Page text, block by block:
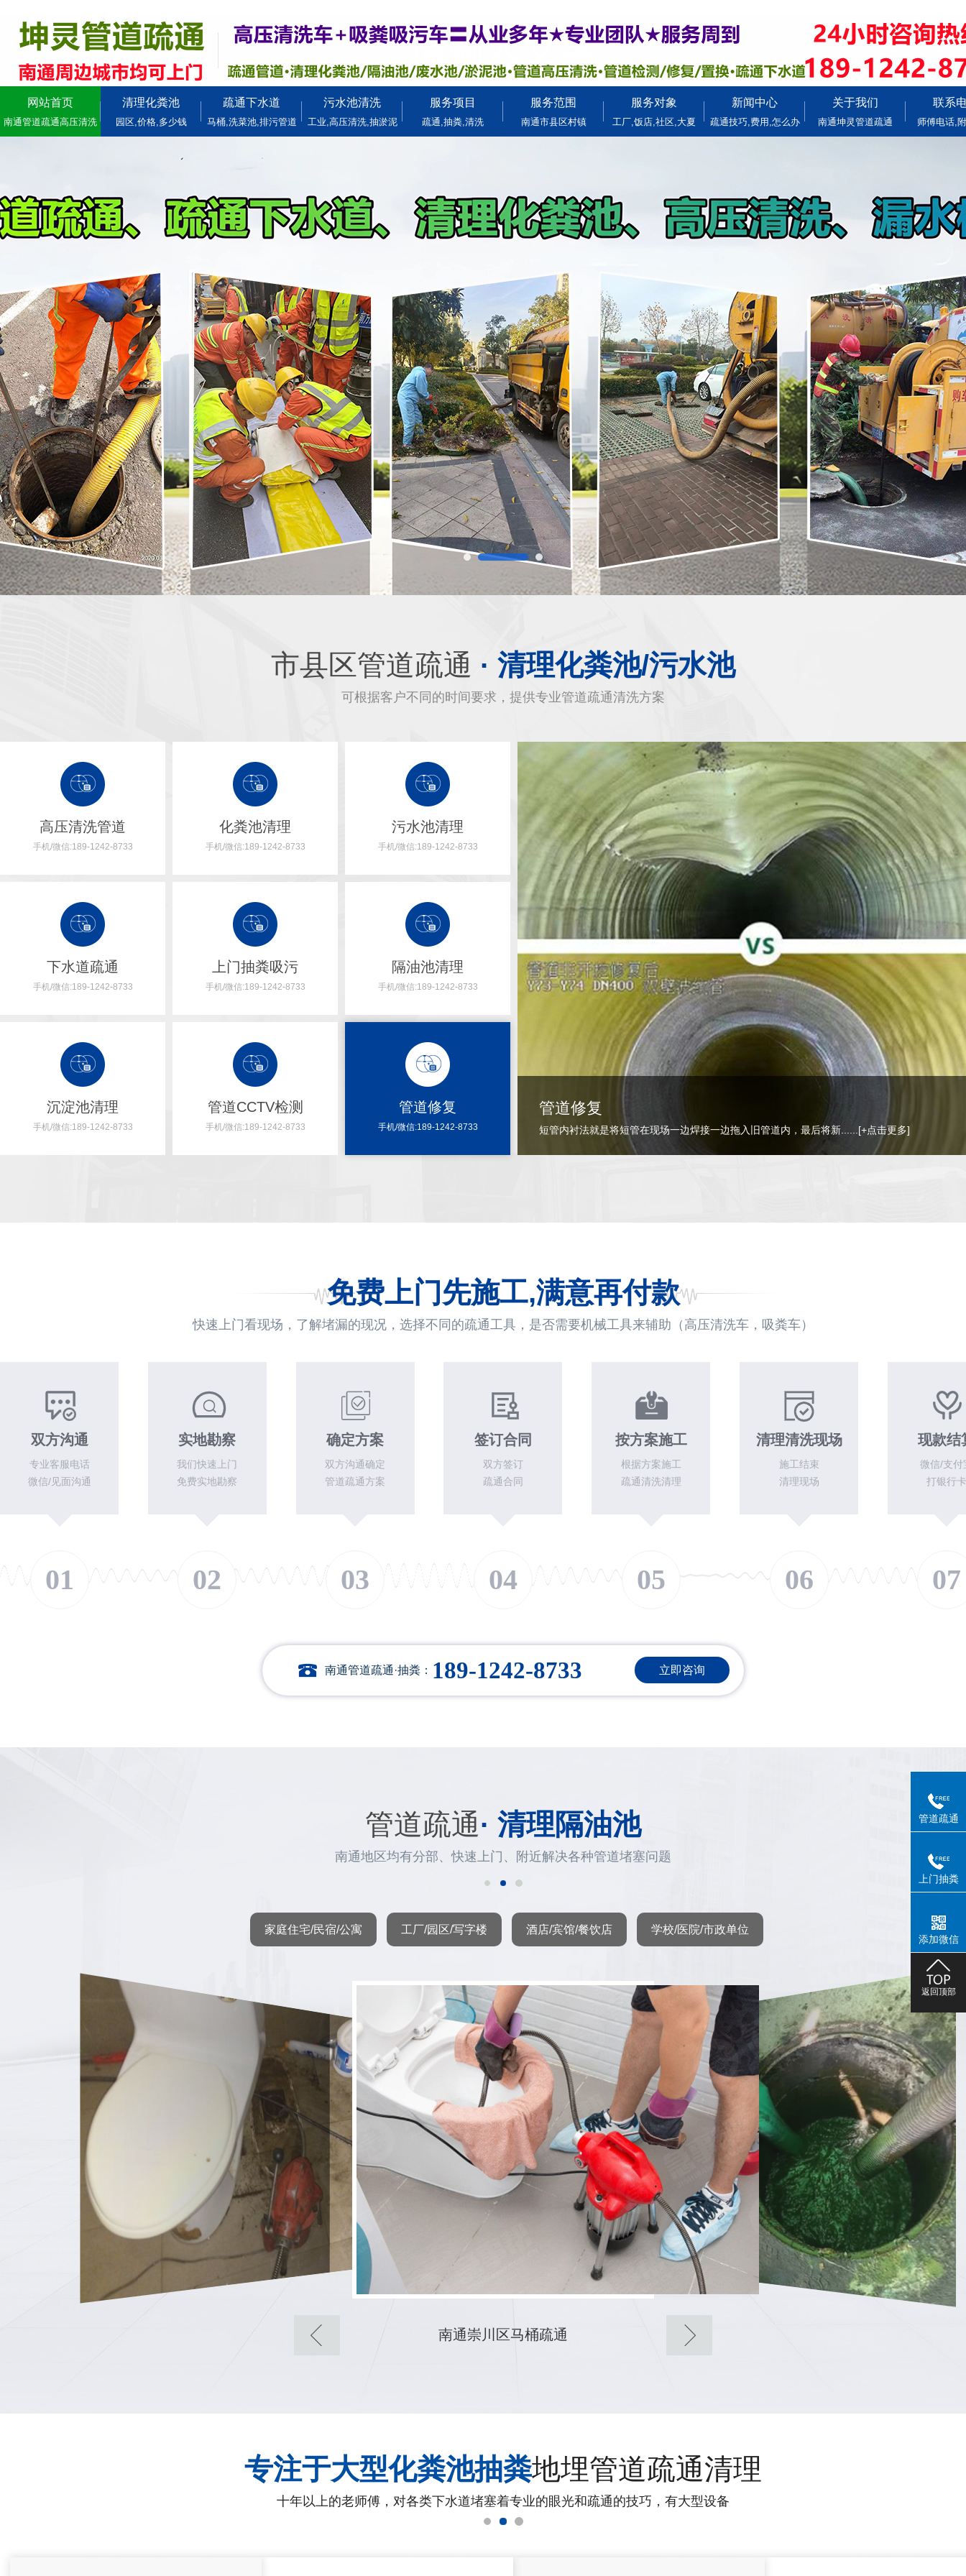
网站首页
南通管道疏通高压清洗
清理化粪池
园区,价格,多少钱
疏通下水道
马桶,洗菜池,排污管道
污水池清洗
工业,高压清洗,抽淤泥
服务项目
疏通,抽粪,清洗
服务范围
南通市县区村镇
服务对象
工厂,饭店,社区,大夏
新闻中心
疏通技巧,费用,怎么办
关于我们
南通坤灵管道疏通
联系
师傅电话,
市县区管道疏通 · 清理化粪池/污水池
可根据客户不同的时间要求，提供专业管道疏通清洗方案
高压清洗管道
手机/微信:189-1242-8733
化粪池清理
手机/微信:189-1242-8733
污水池清理
手机/微信:189-1242-8733
下水道疏通
手机/微信:189-1242-8733
上门抽粪吸污
手机/微信:189-1242-8733
隔油池清理
手机/微信:189-1242-8733
沉淀池清理
手机/微信:189-1242-8733
管道CCTV检测
手机/微信:189-1242-8733
管道修复
手机/微信:189-1242-8733
管道修复
短管内衬法就是将短管在现场一边焊接一边拖入旧管道内，最后将新...... [+点击更多]
高压清洗管道
高压清洗管道：这种方法是用普通自来水，通过高压泵加压到几百甚...... [+点击更多]
免费上门先施工,满意再付款
快速上门看现场，了解堵漏的现况，选择不同的疏通工具，是否需要机械工具来辅助（高压清洗车，吸粪车）
双方沟通
专业客服电话
微信/见面沟通
01
实地勘察
我们快速上门
免费实地勘察
02
确定方案
双方沟通确定
管道疏通方案
03
签订合同
双方签订
疏通合同
04
按方案施工
根据方案施工
疏通清洗清理
05
清理清洗现场
施工结束
清理现场
06
现款结
微信/支付
打银行
07
南通管道疏通·抽粪： 189-1242-8733 立即咨询
管道疏通· 清理隔油池
南通地区均有分部、快速上门、附近解决各种管道堵塞问题
家庭住宅/民宿/公寓 工厂/园区/写字楼 酒店/宾馆/餐饮店 学校/医院/市政单位
启东管道疏通抽粪
专注于大型化粪池抽粪地埋管道疏通清理
十年以上的老师傅，对各类下水道堵塞着专业的眼光和疏通的技巧，有大型设备
管道疏通
上门抽粪
添加微信
返回顶部